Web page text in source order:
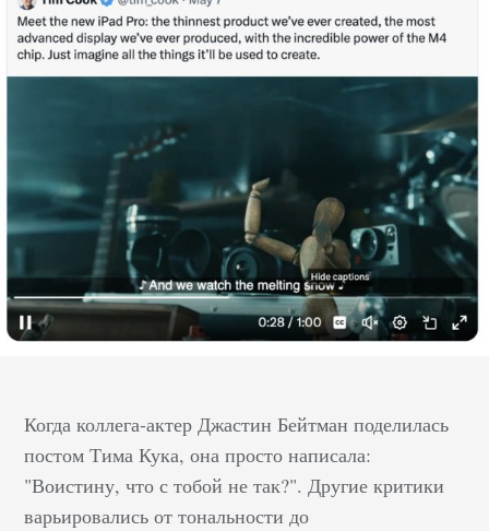
Когда коллега-актер Джастин Бейтман поделилась
постом Тима Кука, она просто написала:
"Воистину, что с тобой не так?". Другие критики
варьировались от тональности до